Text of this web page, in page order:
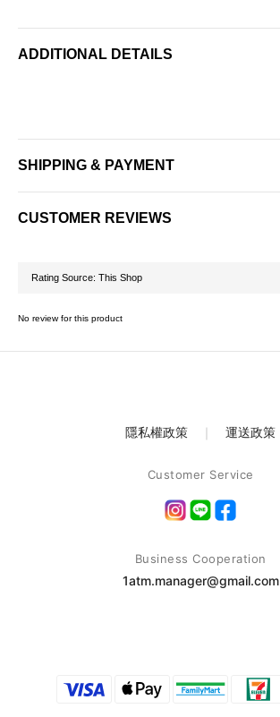
ADDITIONAL DETAILS
SHIPPING & PAYMENT
CUSTOMER REVIEWS
No review for this product
隱私權政策 ｜ 運送政策
Customer Service
Business Cooperation
1atm.manager@gmail.com